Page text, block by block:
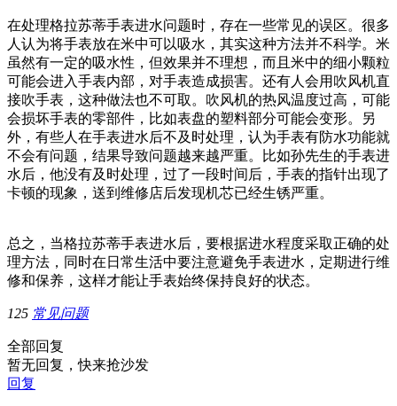
在处理格拉苏蒂手表进水问题时，存在一些常见的误区。很多
人认为将手表放在米中可以吸水，其实这种方法并不科学。米
虽然有一定的吸水性，但效果并不理想，而且米中的细小颗粒
可能会进入手表内部，对手表造成损害。还有人会用吹风机直
接吹手表，这种做法也不可取。吹风机的热风温度过高，可能
会损坏手表的零部件，比如表盘的塑料部分可能会变形。另
外，有些人在手表进水后不及时处理，认为手表有防水功能就
不会有问题，结果导致问题越来越严重。比如孙先生的手表进
水后，他没有及时处理，过了一段时间后，手表的指针出现了
卡顿的现象，送到维修店后发现机芯已经生锈严重。
总之，当格拉苏蒂手表进水后，要根据进水程度采取正确的处
理方法，同时在日常生活中要注意避免手表进水，定期进行维
修和保养，这样才能让手表始终保持良好的状态。
125 常见问题
全部回复
暂无回复，快来抢沙发
回复